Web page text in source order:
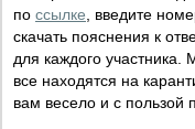
по ссылке, введите
скачать пояснения к
для каждого участника.
все находятся на
вам весело и с пользой